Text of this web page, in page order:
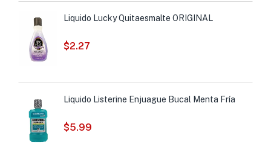
Liquido Lucky Quitaesmalte ORIGINAL
$2.27
Liquido Listerine Enjuague Bucal Menta Fría
$5.99